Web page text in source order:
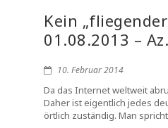
Kein
01.08.2013 –
10. Februar 2014
Da das Internet weltweit
Daher ist eigentlich jedes
örtlich zuständig. Man